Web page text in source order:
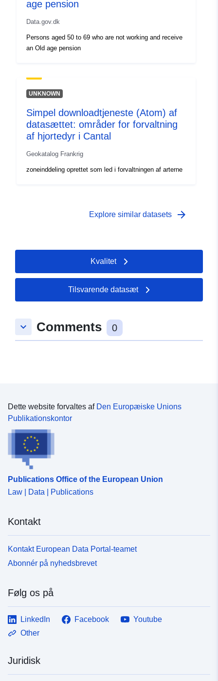
age pension
Data.gov.dk
Persons aged 50 to 69 who are not working and receive
an Old age pension
UNKNOWN
Simpel downloadtjeneste (Atom) af
datasættet: områder for forvaltning
af hjortedyr i Cantal
Geokatalog Frankrig
zoneinddeling oprettet som led i forvaltningen af arterne
Explore similar datasets arrow_forward
Kvalitet
Tilsvarende datasæt
keyboard_arrow_down Comments 0
Dette website forvaltes af Den Europæiske Unions
Publikationskontor
Publications Office of the European Union
Law | Data | Publications
Kontakt
Kontakt European Data Portal-teamet
Abonnér på nyhedsbrevet
Følg os på
LinkedIn Facebook
Youtube
Other
Juridisk